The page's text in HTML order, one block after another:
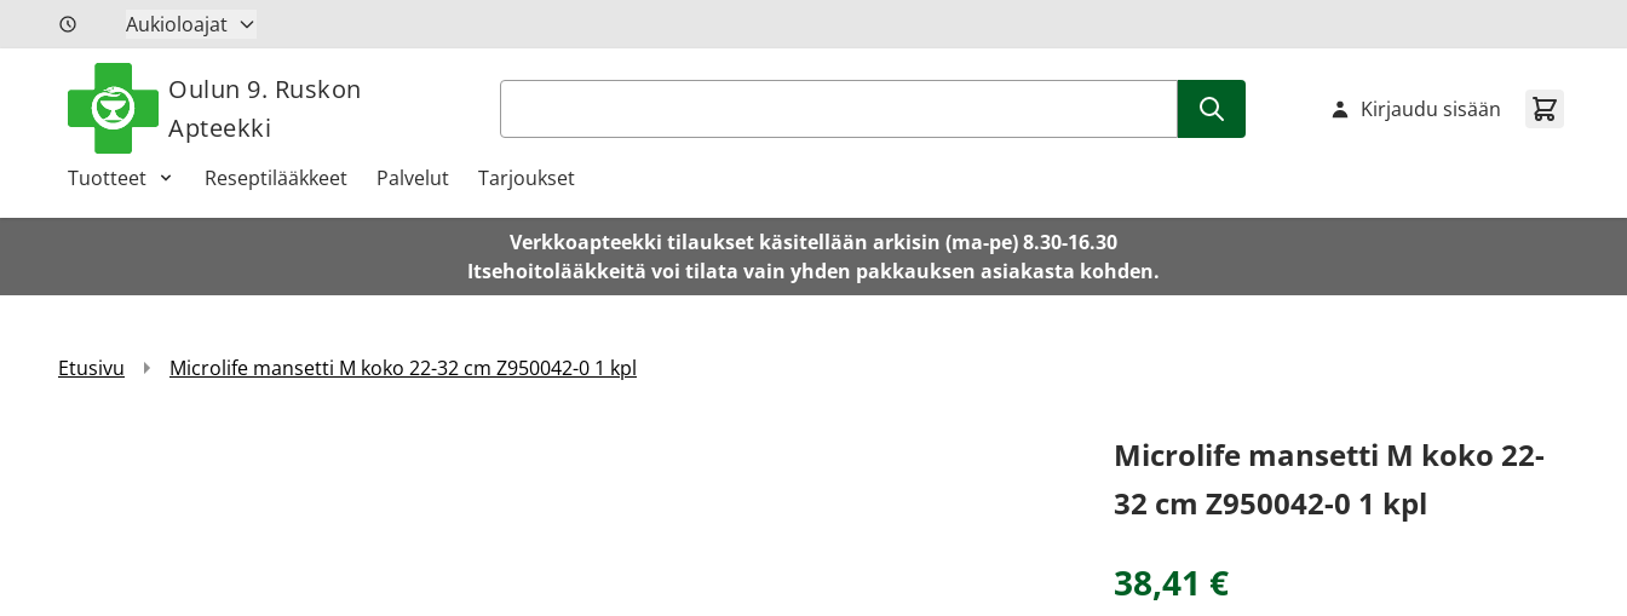
Siirry sisältöönAukioloajat
Oulun 9. Ruskon
Apteekki
Haku
Tuotteet Reseptilääkkeet Palvelut Tarjoukset
Kirjaudu sisään
Verkkoapteekki tilaukset käsitellään arkisin (ma-pe) 8.30-16.30
Itsehoitolääkkeitä voi tilata vain yhden pakkauksen asiakasta kohden.
Etusivu Microlife mansetti M koko 22-32 cm Z950042-0 1 kpl
Microlife mansetti M koko 22-
32 cm Z950042-0 1 kpl
38,41 €